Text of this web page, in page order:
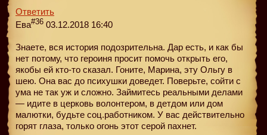
Ответить
Ева#36 03.12.2018 16:40
Знаете, вся история подозрительна. Дар есть, и как бы
нет потому, что героиня просит помочь открыть его,
якобы ей кто-то сказал. Гоните, Марина, эту Ольгу в
шею. Она вас до психушки доведет. Поверьте, сойти с
ума не так уж и сложно. Займитесь реальными делами
— идите в церковь волонтером, в детдом или дом
малютки, будьте соц.работником. У вас действительно
горят глаза, только огонь этот серой пахнет.